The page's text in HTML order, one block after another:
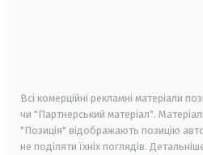
Всі комерційні рекламні матеріали
чи "Партнерський матеріал".
"Позиція" відображають позицію
не поділяти їхніх поглядів.